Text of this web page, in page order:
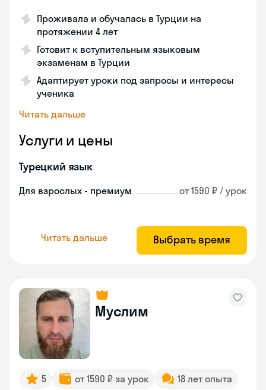
Проживала и обучалась в Турции на
протяжении 4 лет
Готовит к вступительным языковым
экзаменам в Турции
Адаптирует уроки под запросы и интересы
ученика
Читать дальше
Услуги и цены
Турецкий язык
Для взрослых - премиум от 1590 ₽ / урок
Читать дальше Выбрать время
Муслим
5 от 1590 ₽ за урок 18 лет опыта